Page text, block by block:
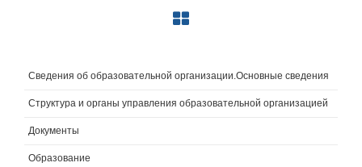
Сведения об образовательной организации.Основные сведения
Структура и органы управления образовательной организацией
Документы
Образование